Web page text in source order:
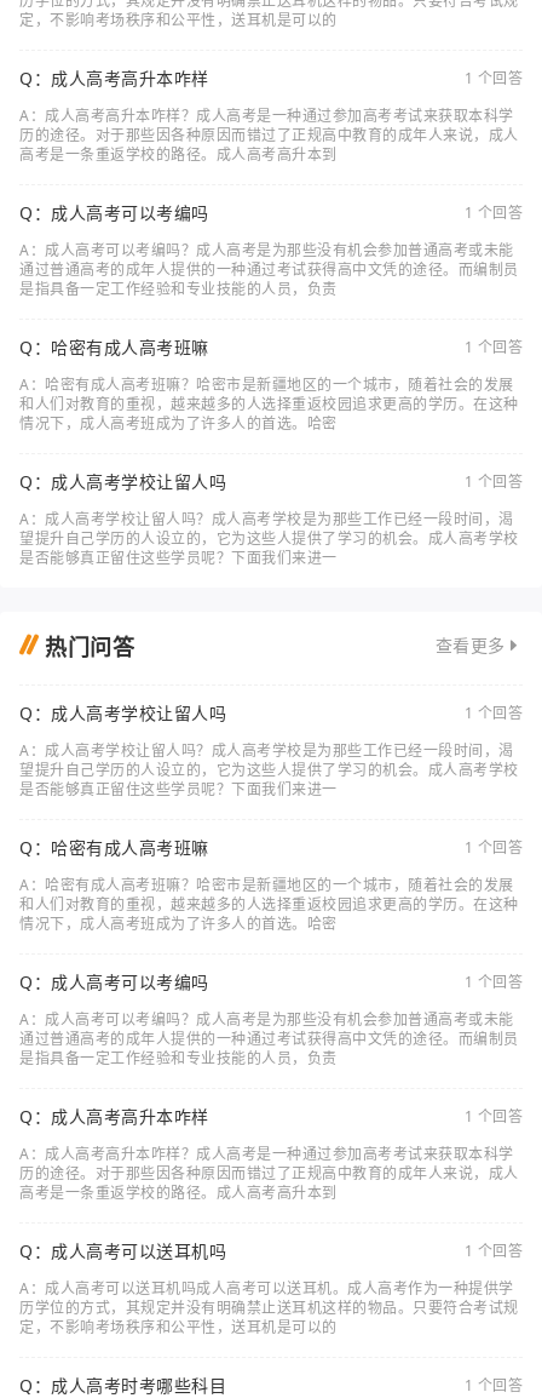
定，不影响考场秩序和公平性，送耳机是可以的
Q：成人高考高升本咋样
1 个回答
A：成人高考高升本咋样？成人高考是一种通过参加高考考试来获取本科学
历的途径。对于那些因各种原因而错过了正规高中教育的成年人来说，成人
高考是一条重返学校的路径。成人高考高升本到
Q：成人高考可以考编吗
1 个回答
A：成人高考可以考编吗？成人高考是为那些没有机会参加普通高考或未能
通过普通高考的成年人提供的一种通过考试获得高中文凭的途径。而编制员
是指具备一定工作经验和专业技能的人员，负责
Q：哈密有成人高考班嘛
1 个回答
A：哈密有成人高考班嘛？哈密市是新疆地区的一个城市，随着社会的发展
和人们对教育的重视，越来越多的人选择重返校园追求更高的学历。在这种
情况下，成人高考班成为了许多人的首选。哈密
Q：成人高考学校让留人吗
1 个回答
A：成人高考学校让留人吗？成人高考学校是为那些工作已经一段时间，渴
望提升自己学历的人设立的，它为这些人提供了学习的机会。成人高考学校
是否能够真正留住这些学员呢？下面我们来进一
热门问答 查看更多
Q：成人高考学校让留人吗
1 个回答
A：成人高考学校让留人吗？成人高考学校是为那些工作已经一段时间，渴
望提升自己学历的人设立的，它为这些人提供了学习的机会。成人高考学校
是否能够真正留住这些学员呢？下面我们来进一
Q：哈密有成人高考班嘛
1 个回答
A：哈密有成人高考班嘛？哈密市是新疆地区的一个城市，随着社会的发展
和人们对教育的重视，越来越多的人选择重返校园追求更高的学历。在这种
情况下，成人高考班成为了许多人的首选。哈密
Q：成人高考可以考编吗
1 个回答
A：成人高考可以考编吗？成人高考是为那些没有机会参加普通高考或未能
通过普通高考的成年人提供的一种通过考试获得高中文凭的途径。而编制员
是指具备一定工作经验和专业技能的人员，负责
Q：成人高考高升本咋样
1 个回答
A：成人高考高升本咋样？成人高考是一种通过参加高考考试来获取本科学
历的途径。对于那些因各种原因而错过了正规高中教育的成年人来说，成人
高考是一条重返学校的路径。成人高考高升本到
Q：成人高考可以送耳机吗
1 个回答
A：成人高考可以送耳机吗成人高考可以送耳机。成人高考作为一种提供学
历学位的方式，其规定并没有明确禁止送耳机这样的物品。只要符合考试规
定，不影响考场秩序和公平性，送耳机是可以的
Q：成人高考时考哪些科目
1 个回答